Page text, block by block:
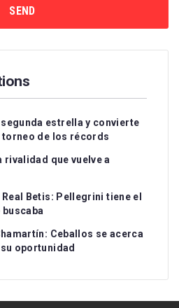
estrella y convierte
torneo de los récords
rivalidad que vuelve a
Betis: Pellegrini tiene el
Ceballos se acerca
oportunidad